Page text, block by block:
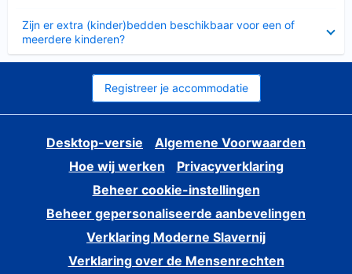
Zijn er extra (kinder)bedden beschikbaar voor een of
meerdere kinderen?
Registreer je accommodatie
Desktop-versie
Algemene Voorwaarden
Hoe wij werken
Privacyverklaring
Beheer cookie-instellingen
Beheer gepersonaliseerde aanbevelingen
Verklaring Moderne Slavernij
Verklaring over de Mensenrechten